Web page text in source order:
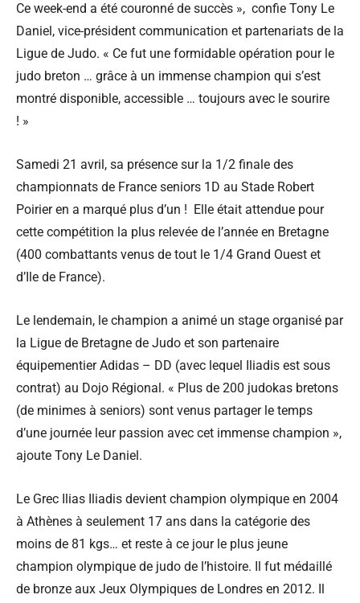
Ce week-end a été couronné de succès », confie Tony Le
Daniel, vice-président communication et partenariats de la
Ligue de Judo. « Ce fut une formidable opération pour le
judo breton … grâce à un immense champion qui s’est
montré disponible, accessible … toujours avec le sourire
! »
Samedi 21 avril, sa présence sur la 1/2 finale des
championnats de France seniors 1D au Stade Robert
Poirier en a marqué plus d’un ! Elle était attendue pour
cette compétition la plus relevée de l’année en Bretagne
(400 combattants venus de tout le 1/4 Grand Ouest et
d’Ile de France).
Le lendemain, le champion a animé un stage organisé par
la Ligue de Bretagne de Judo et son partenaire
équipementier Adidas – DD (avec lequel Iliadis est sous
contrat) au Dojo Régional. « Plus de 200 judokas bretons
(de minimes à seniors) sont venus partager le temps
d’une journée leur passion avec cet immense champion »,
ajoute Tony Le Daniel.
Le Grec Ilias Iliadis devient champion olympique en 2004
à Athènes à seulement 17 ans dans la catégorie des
moins de 81 kgs… et reste à ce jour le plus jeune
champion olympique de judo de l’histoire. Il fut médaillé
de bronze aux Jeux Olympiques de Londres en 2012. Il